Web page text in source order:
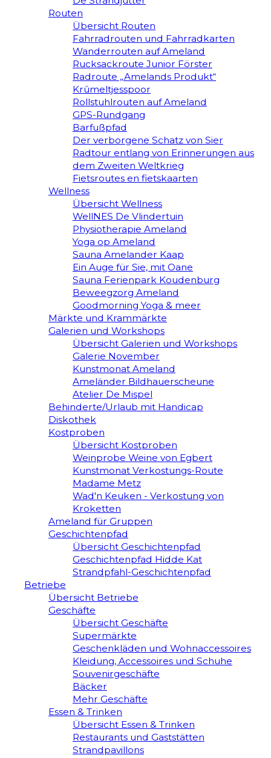
Routen
Übersicht Routen
Fahrradrouten und Fahrradkarten
Wanderrouten auf Ameland
Rucksackroute Junior Förster
Radroute „Amelands Produkt“
Krûmeltjesspoor
Rollstuhlrouten auf Ameland
GPS-Rundgang
Barfußpfad
Der verborgene Schatz von Sier
Radtour entlang von Erinnerungen aus
dem Zweiten Weltkrieg
Fietsroutes en fietskaarten
Wellness
Übersicht Wellness
WellNES De Vlindertuin
Physiotherapie Ameland
Yoga op Ameland
Sauna Amelander Kaap
Ein Auge für Sie, mit Oane
Sauna Ferienpark Koudenburg
Beweegzorg Ameland
Goodmorning Yoga & meer
Märkte und Krammärkte
Galerien und Workshops
Übersicht Galerien und Workshops
Galerie November
Kunstmonat Ameland
Ameländer Bildhauerscheune
Atelier De Mispel
Behinderte/Urlaub mit Handicap
Diskothek
Kostproben
Übersicht Kostproben
Weinprobe Weine von Egbert
Kunstmonat Verkostungs-Route
Madame Metz
Wad'n Keuken - Verkostung von
Kroketten
Ameland für Gruppen
Geschichtenpfad
Übersicht Geschichtenpfad
Geschichtenpfad Hidde Kat
Strandpfahl-Geschichtenpfad
Betriebe
Übersicht Betriebe
Geschäfte
Übersicht Geschäfte
Supermärkte
Geschenkläden und Wohnaccessoires
Kleidung, Accessoires und Schuhe
Souvenirgeschäfte
Bäcker
Mehr Geschäfte
Essen & Trinken
Übersicht Essen & Trinken
Restaurants und Gaststätten
Strandpavillons